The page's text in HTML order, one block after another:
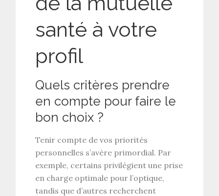
santé à votre
profil
Quels critères prendre
en compte pour faire le
bon choix ?
Tenir compte de vos priorités
personnelles s’avère primordial. Par
exemple, certains privilégient une prise
en charge optimale pour l’optique,
tandis que d’autres recherchent